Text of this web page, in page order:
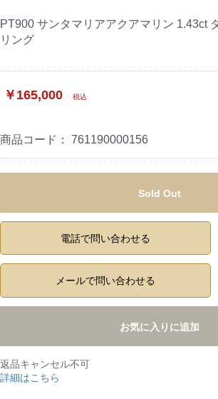
PT900 サンタマリアアクアマリン 1.43ct
リング
￥165,000 税込
商品コード： 761190000156
Sold Out
電話で問い合わせる
メールで問い合わせる
お気に入りに追加
返品キャンセル不可
詳細はこちら